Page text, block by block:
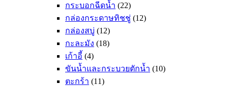
กระบอกฉีดน้ำ (22)
กล่องกระดาษทิชชู่ (12)
กล่องสบู่ (12)
กะละมัง (18)
เก้าอี้ (4)
ขันน้ำและกระบวยตักน้ำ (10)
ตะกร้า (11)